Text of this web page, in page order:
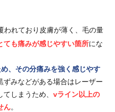
われており皮膚が薄く、毛の量
ても痛みが感じやすい箇所にな
、その分痛みを強く感じやす
みなどがある場合はレーザー
しまうため、 vライン以上の
ん。